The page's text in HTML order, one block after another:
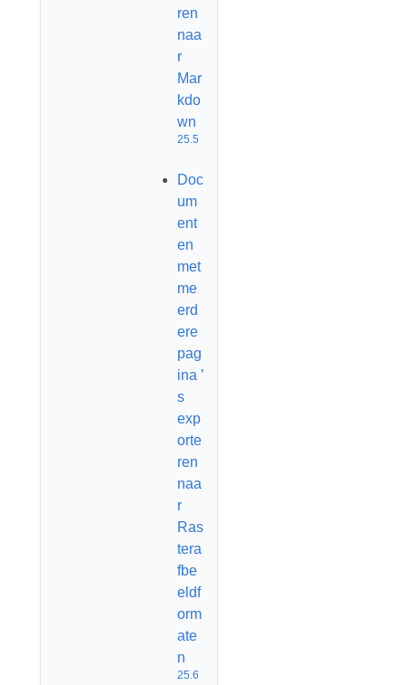
ren
naa
r
Mar
kdo
wn
25.5
Doc
um
ent
en
met
me
erd
ere
pag
ina ’
s
exp
orte
ren
naa
r
Ras
tera
fbe
eldf
orm
ate
n
25.6